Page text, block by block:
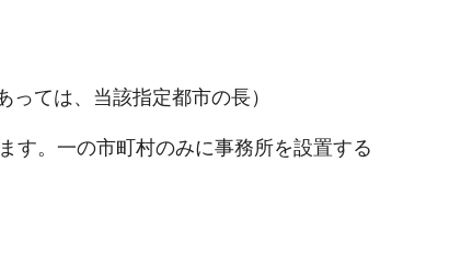
ては、当該指定都市の長）
す。一の市町村のみに事務所を設置する